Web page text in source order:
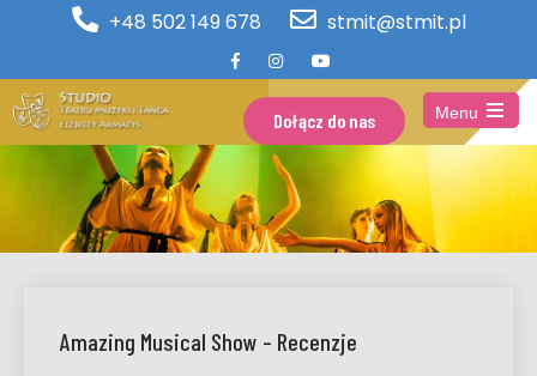
+48 502 149 678 stmit@stmit.pl
Dołącz do nas
Menu
Open
the
main
menu
Amazing Musical Show – Recenzje